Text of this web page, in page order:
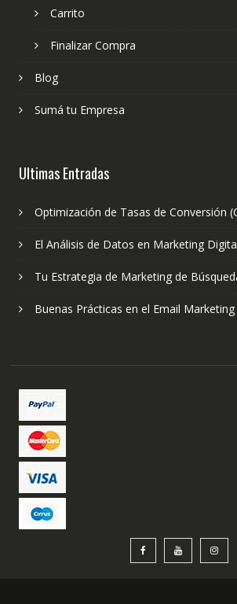
Carrito
Finalizar Compra
Blog
Sumá tu Empresa
Ultimas Entradas
Optimización de Tasas de Conversión
El Análisis de Datos en Marketing
Tu Estrategia de Marketing de
Buenas Prácticas en el Email